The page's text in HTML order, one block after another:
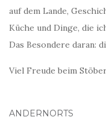
auf dem Lande,
Küche und Dinge, die
Das Besondere daran:
Viel Freude beim
ANDERNORTS